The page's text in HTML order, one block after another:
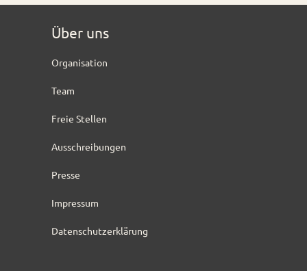
Über uns
Organisation
Team
Freie Stellen
Ausschreibungen
Presse
Impressum
Datenschutzerklärung